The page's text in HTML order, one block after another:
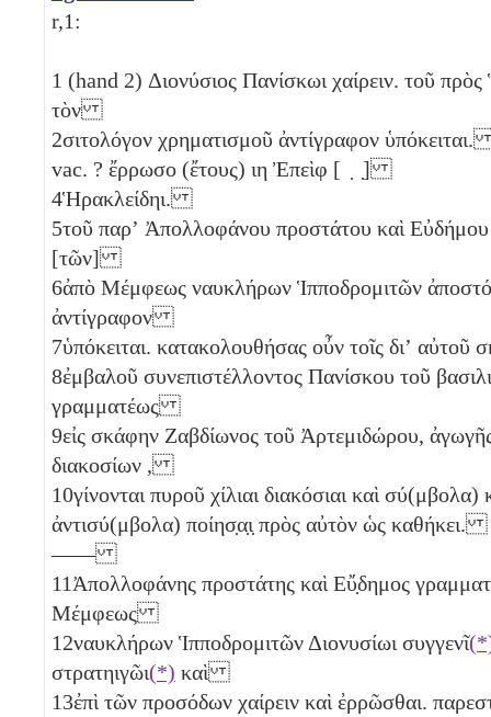
r,1:
1 (hand 2) Διονύσιος Πανίσκωι χαίρειν. τοῦ
τὸν
2σιτολόγον χρηματισμοῦ ἀντίγραφον
vac. ? ἔρρωσο (ἔτους) ιη Ἐπεὶφ [ ̣ ̣]
4Ἡρακλείδηι.
5τοῦ παρʼ Ἀπολλοφάνου προστάτου καὶ
[τῶν]
6ἀπὸ Μέμφεως ναυκλήρων Ἱπποδρομιτῶν
ἀντίγραφον
7ὑπόκειται. κατακολουθήσας οὖν τοῖς διʼ
8ἐμβαλοῦ συνεπιστέλλοντος Πανίσκου τοῦ
γραμματέως
9εἰς σκάφην Ζαβδίωνος τοῦ Ἀρτεμιδώρου,
διακοσίων ,
10γίνονται πυροῦ χίλιαι διακόσιαι καὶ σύ(μβολα)
ἀντισύ(μβολα) ποίησ̣α̣ι̣ πρὸς αὐτὸν ὡς καθήκει.
——
11Ἀπολλοφάνης προστάτης καὶ Εὔ̣δημος
Μέμφεως
12ναυκλήρων Ἱπποδρομιτῶν Διονυσίωι συγγενῖ
στρατηιγῶι(*) καὶ
13ἐπὶ τῶν προσόδων χαίρειν καὶ ἐρρῶσθαι.